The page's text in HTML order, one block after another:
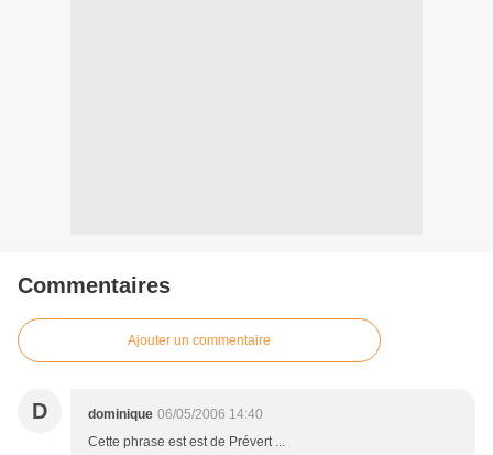
Commentaires
Ajouter un commentaire
D dominique 06/05/2006 14:40
Cette phrase est est de Prévert ...